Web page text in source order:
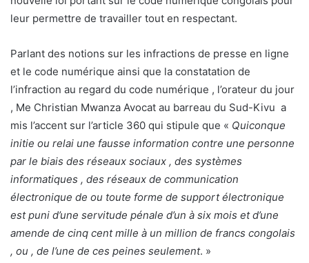
leur permettre de travailler tout en respectant.
Parlant des notions sur les infractions de presse en ligne
et le code numérique ainsi que la constatation de
l’infraction au regard du code numérique , l’orateur du jour
, Me Christian Mwanza Avocat au barreau du Sud-Kivu a
mis l’accent sur l’article 360 qui stipule que « Quiconque
initie ou relai une fausse information contre une personne
par le biais des réseaux sociaux , des systèmes
informatiques , des réseaux de communication
électronique de ou toute forme de support électronique
est puni d’une servitude pénale d’un à six mois et d’une
amende de cinq cent mille à un million de francs congolais
, ou , de l’une de ces peines seulement. »